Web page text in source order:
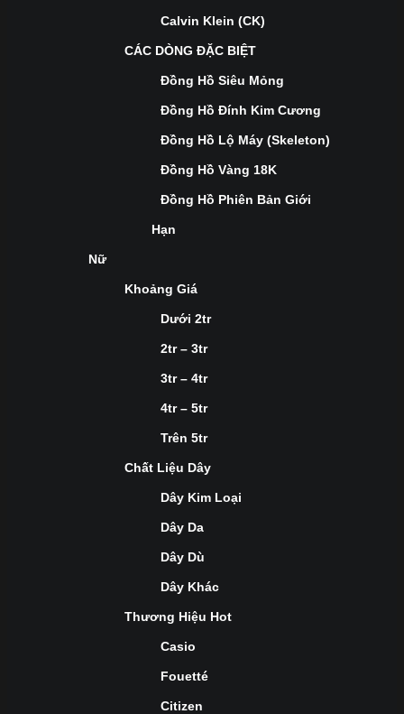
Calvin Klein (CK)
CÁC DÒNG ĐẶC BIỆT
Đồng Hồ Siêu Mỏng
Đồng Hồ Đính Kim Cương
Đồng Hồ Lộ Máy (Skeleton)
Đồng Hồ Vàng 18K
Đồng Hồ Phiên Bản Giới
Hạn
Nữ
Khoảng Giá
Dưới 2tr
2tr – 3tr
3tr – 4tr
4tr – 5tr
Trên 5tr
Chất Liệu Dây
Dây Kim Loại
Dây Da
Dây Dù
Dây Khác
Thương Hiệu Hot
Casio
Fouetté
Citizen